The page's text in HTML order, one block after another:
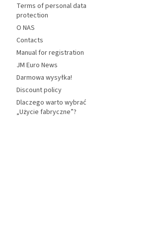
Terms of personal data
protection
O NAS
Contacts
Manual for registration
JM Euro News
Darmowa wysyłka!
Discount policy
Dlaczego warto wybrać
„Użycie fabryczne”?